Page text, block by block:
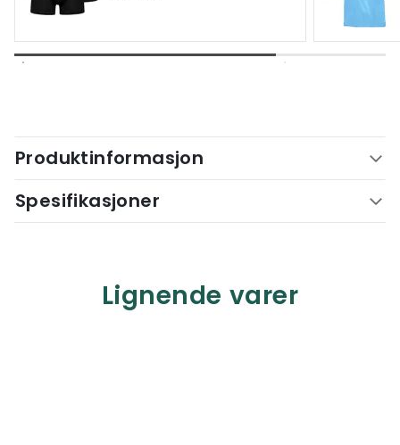
Produktinformasjon
Spesifikasjoner
Lignende varer